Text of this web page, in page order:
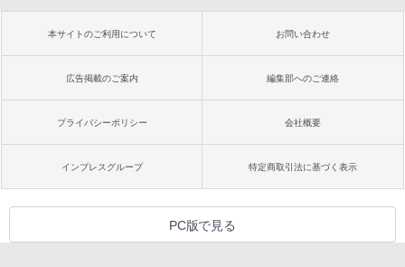
本サイトのご利用について お問い合わせ
広告掲載のご案内 編集部へのご連絡
プライバシーポリシー 会社概要
インプレスグループ 特定商取引法に基づく表示
PC版で見る